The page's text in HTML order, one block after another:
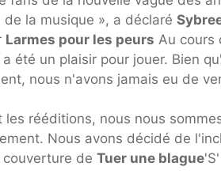
la musique », a déclaré
Larmes pour les peurs Au cours
été un plaisir pour jouer. Bien
nous n'avons jamais eu de
les rééditions, nous nous
Nous avons décidé de
de Tuer une blague